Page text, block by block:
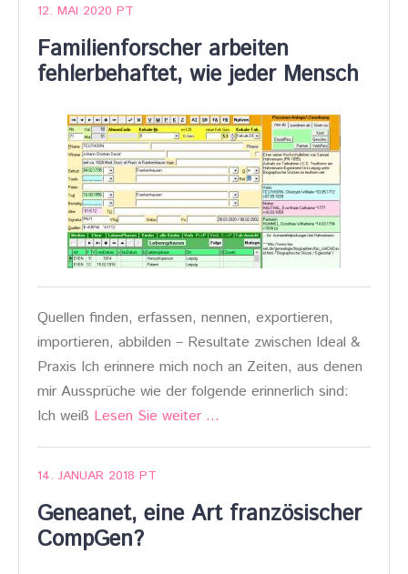
12. MAI 2020 PT
Familienforscher arbeiten
fehlerbehaftet, wie jeder Mensch
Quellen finden, erfassen, nennen, exportieren,
importieren, abbilden – Resultate zwischen Ideal &
Praxis Ich erinnere mich noch an Zeiten, aus denen
mir Aussprüche wie der folgende erinnerlich sind:
Ich weiß Lesen Sie weiter …
14. JANUAR 2018 PT
Geneanet, eine Art französischer
CompGen?